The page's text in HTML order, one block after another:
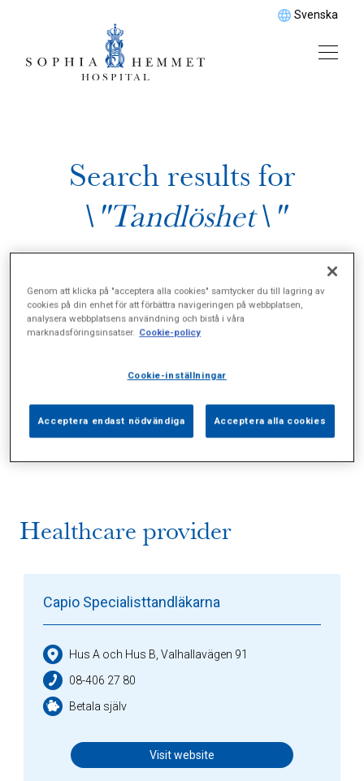
Svenska
Search results for
\"Tandlöshet\"
Alla (2) Vårdgivare (1) Specialister (0)
Sidor (0) Press (0) Sophianytt (0)
Healthcare provider
Capio Specialisttandläkarna
Hus A och Hus B, Valhallavägen 91
08-406 27 80
Betala själv
Visit website
Genom att klicka på "acceptera alla cookies" samtycker du till lagring av
cookies på din enhet för att förbättra navigeringen på webbplatsen,
analysera webbplatsens användning och bistå i våra
marknadsföringsinsatser. Cookie-policy
Cookie-inställningar
Acceptera endast nödvändiga Acceptera alla cookies